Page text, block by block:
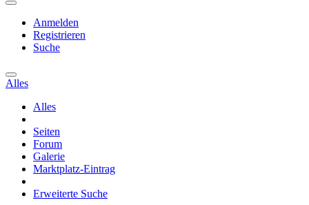
Anmelden
Registrieren
Suche
Alles
Alles
Seiten
Forum
Galerie
Marktplatz-Eintrag
Erweiterte Suche